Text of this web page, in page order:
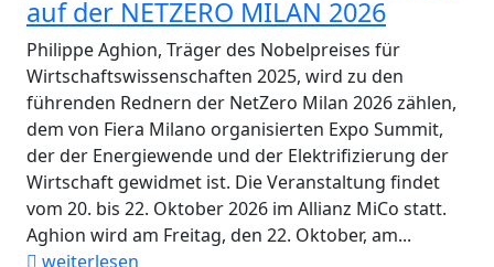
auf der NETZERO MILAN 2026
Philippe Aghion, Träger des Nobelpreises für
Wirtschaftswissenschaften 2025, wird zu den
führenden Rednern der NetZero Milan 2026 zählen,
dem von Fiera Milano organisierten Expo Summit,
der der Energiewende und der Elektrifizierung der
Wirtschaft gewidmet ist. Die Veranstaltung findet
vom 20. bis 22. Oktober 2026 im Allianz MiCo statt.
Aghion wird am Freitag, den 22. Oktober, am...
weiterlesen